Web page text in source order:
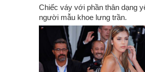
Chiếc váy với phần thân dạng
người mẫu khoe lưng trần.